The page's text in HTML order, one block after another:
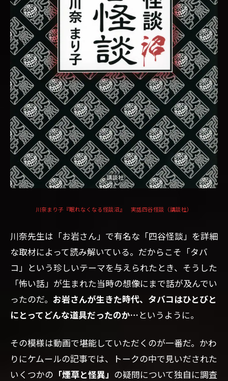
川奈まり子『眠れなくなる怪談沼』 実話四谷怪談（講談社）
川奈先生は「お岩さん」で有名な「四谷怪談」を詳細
な取材によって読み解いている。だからこそ「タバ
コ」という珍しいテーマを与えられたとき、そうした
「怖い話」が生まれた当時の想像にまで話が及んでい
ったのだ。 お岩さんが生きた時代、タバコはひとびと
にとってどんな道具だったのか…というように。
その模様は動画で堪能していただくのが一番だ。かわ
りにケムールの記事では、トークの中で見いだされた
いくつかの 「煙草と怪異」 の疑問について独自に調査